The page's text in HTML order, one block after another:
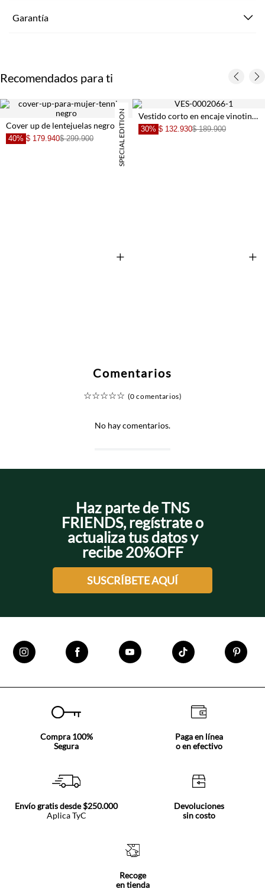
Garantía
Recomendados para ti
SPECIAL EDITION
+
Cover up de lentejuelas negro para mujer
40% $ 179.940$ 299.900
+
Vestido corto en encaje vinotinto para mujer
30% $ 132.930$ 189.900
Comentarios
☆☆☆☆☆ (0 comentarios)
No hay comentarios.
Haz parte de TNS
FRIENDS, regístrate o
actualiza tus datos y
recibe 20%OFF
SUSCRÍBETE AQUÍ
Compra 100%
Segura
Paga en línea
o en efectivo
Envío gratis desde $250.000
Aplica TyC
Devoluciones
sin costo
Recoge
en tienda